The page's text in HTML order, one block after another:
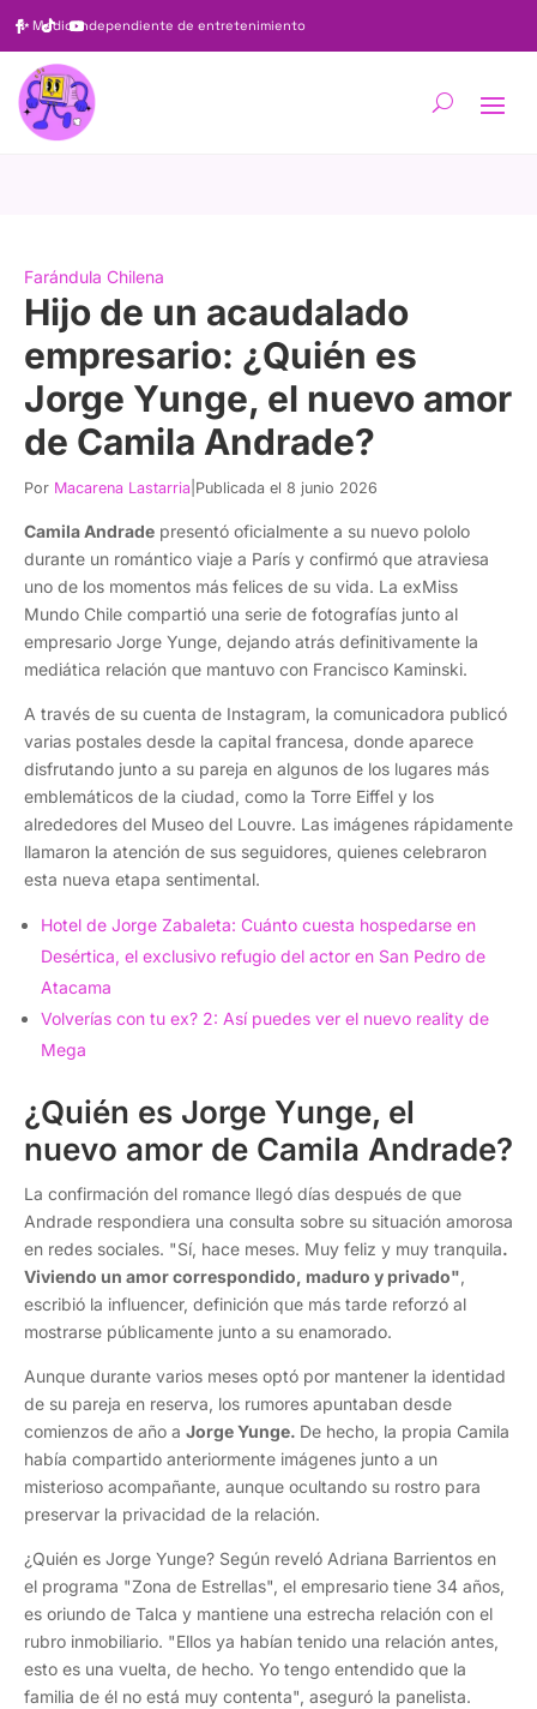
✨ Medio independiente de entretenimiento
Farándula Chilena
Hijo de un acaudalado
empresario: ¿Quién es
Jorge Yunge, el nuevo amor
de Camila Andrade?
Por Macarena Lastarria Publicada el 8 junio 2026
Camila Andrade presentó oficialmente a su nuevo pololo
durante un romántico viaje a París y confirmó que atraviesa
uno de los momentos más felices de su vida. La exMiss
Mundo Chile compartió una serie de fotografías junto al
empresario Jorge Yunge, dejando atrás definitivamente la
mediática relación que mantuvo con Francisco Kaminski.
A través de su cuenta de Instagram, la comunicadora publicó
varias postales desde la capital francesa, donde aparece
disfrutando junto a su pareja en algunos de los lugares más
emblemáticos de la ciudad, como la Torre Eiffel y los
alrededores del Museo del Louvre. Las imágenes rápidamente
llamaron la atención de sus seguidores, quienes celebraron
esta nueva etapa sentimental.
Hotel de Jorge Zabaleta: Cuánto cuesta hospedarse en
Desértica, el exclusivo refugio del actor en San Pedro de
Atacama
Volverías con tu ex? 2: Así puedes ver el nuevo reality de
Mega
¿Quién es Jorge Yunge, el
nuevo amor de Camila Andrade?
La confirmación del romance llegó días después de que
Andrade respondiera una consulta sobre su situación amorosa
en redes sociales. "Sí, hace meses. Muy feliz y muy tranquila.
Viviendo un amor correspondido, maduro y privado",
escribió la influencer, definición que más tarde reforzó al
mostrarse públicamente junto a su enamorado.
Aunque durante varios meses optó por mantener la identidad
de su pareja en reserva, los rumores apuntaban desde
comienzos de año a Jorge Yunge. De hecho, la propia Camila
había compartido anteriormente imágenes junto a un
misterioso acompañante, aunque ocultando su rostro para
preservar la privacidad de la relación.
¿Quién es Jorge Yunge? Según reveló Adriana Barrientos en
el programa "Zona de Estrellas", el empresario tiene 34 años,
es oriundo de Talca y mantiene una estrecha relación con el
rubro inmobiliario. "Ellos ya habían tenido una relación antes,
esto es una vuelta, de hecho. Yo tengo entendido que la
familia de él no está muy contenta", aseguró la panelista.